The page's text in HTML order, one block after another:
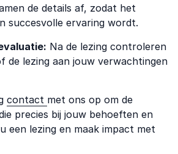
de details af, zodat het
succesvolle ervaring wordt.
Na de lezing controleren
de lezing aan jouw verwachtingen
contact met ons op om de
precies bij jouw behoeften en
een lezing en maak impact met